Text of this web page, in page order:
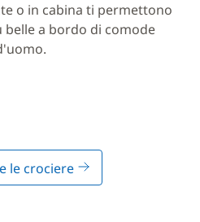
o in cabina ti permettono
belle a bordo di comode
le crociere